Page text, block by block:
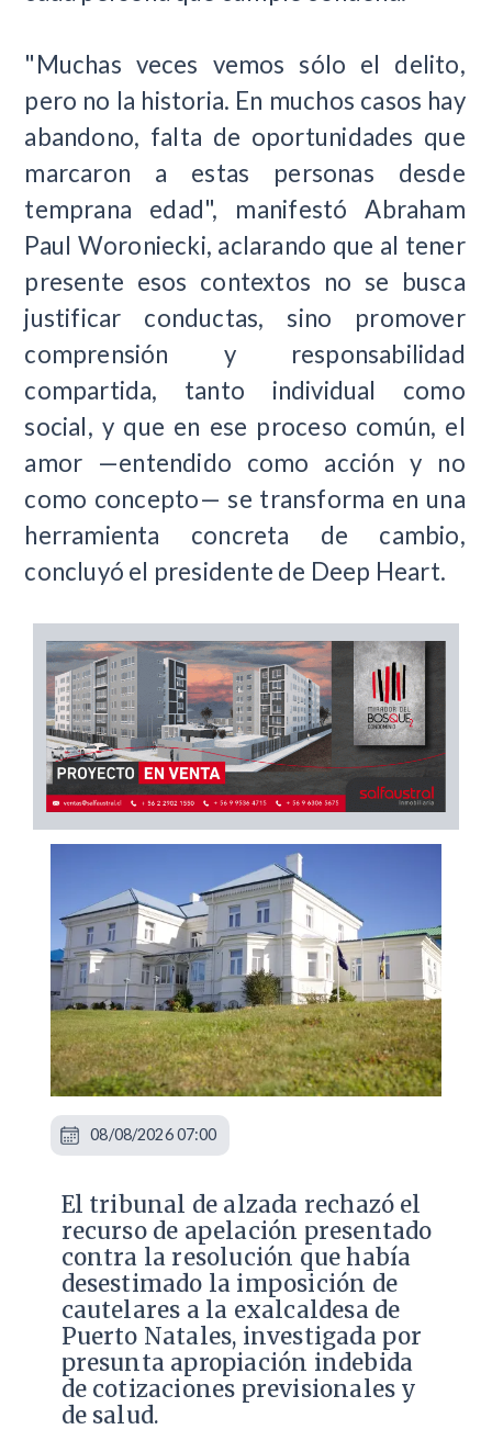
"Muchas veces vemos sólo el delito,
pero no la historia. En muchos casos hay
abandono, falta de oportunidades que
marcaron a estas personas desde
temprana edad", manifestó Abraham
Paul Woroniecki, aclarando que al tener
presente esos contextos no se busca
justificar conductas, sino promover
comprensión y responsabilidad
compartida, tanto individual como
social, y que en ese proceso común, el
amor —entendido como acción y no
como concepto— se transforma en una
herramienta concreta de cambio,
concluyó el presidente de Deep Heart.
​El tribunal de alzada rechazó el
recurso de apelación presentado
contra la resolución que había
desestimado la imposición de
cautelares a la exalcaldesa de
Puerto Natales, investigada por
presunta apropiación indebida
de cotizaciones previsionales y
de salud.
08/08/2026 07:00